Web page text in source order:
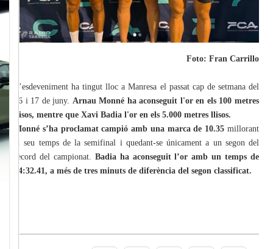
Foto: Fran Carrillo
L’esdeveniment ha tingut lloc a Manresa el passat cap de setmana del
16 i 17 de juny. Arnau Monné ha aconseguit l'or en els 100 metres
llisos, mentre que Xavi Badia l'or en els 5.000 metres llisos.
Monné s’ha proclamat campió amb una marca de 10.35 millorant
el seu temps de la semifinal i quedant-se únicament a un segon del
rècord del campionat. Badia ha aconseguit l’or amb un temps de
14:32.41, a més de tres minuts de diferència del segon classificat.